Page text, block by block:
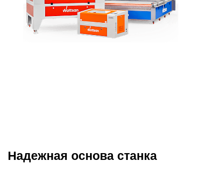
Описание преимуществ Wattsan
Надежная основа станка